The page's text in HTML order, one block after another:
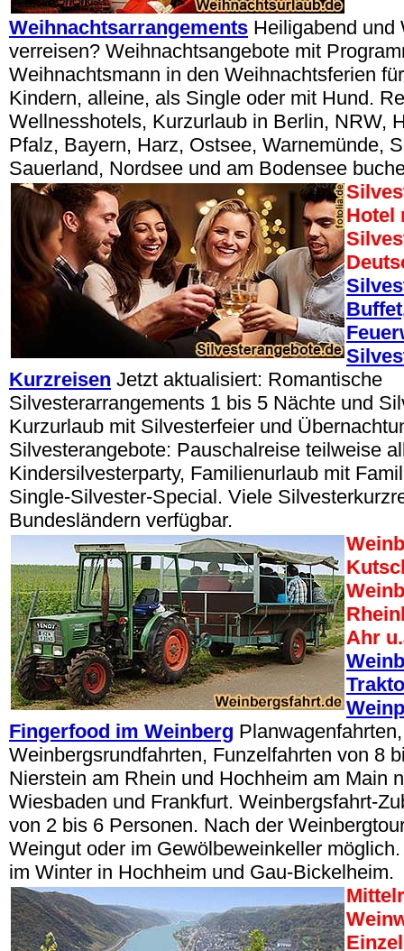
Weihnachtsarrangements Heiligabend und
verreisen? Weihnachtsangebote mit
Weihnachtsmann in den Weihnachtsferien
Kindern, alleine, als Single oder mit Hund.
Wellnesshotels, Kurzurlaub in Berlin, NRW,
Pfalz, Bayern, Harz, Ostsee, Warnemünde,
Sauerland, Nordsee und am Bodensee
Hotel
Kurzreisen Jetzt aktualisiert: Romantische
Silvesterarrangements 1 bis 5 Nächte und
Kurzurlaub mit Silvesterfeier und
Silvesterangebote: Pauschalreise teilweise
Kindersilvesterparty, Familienurlaub mit
Single-Silvester-Special. Viele
Bundesländern verfügbar.
Ahr
Fingerfood im Weinberg Planwagenfahrten,
Weinbergsrundfahrten, Funzelfahrten von 8
Nierstein am Rhein und Hochheim am Main
Wiesbaden und Frankfurt. Weinbergsfahrt-
von 2 bis 6 Personen. Nach der
Weingut oder im Gewölbeweinkeller
im Winter in Hochheim und Gau-Bickelheim.